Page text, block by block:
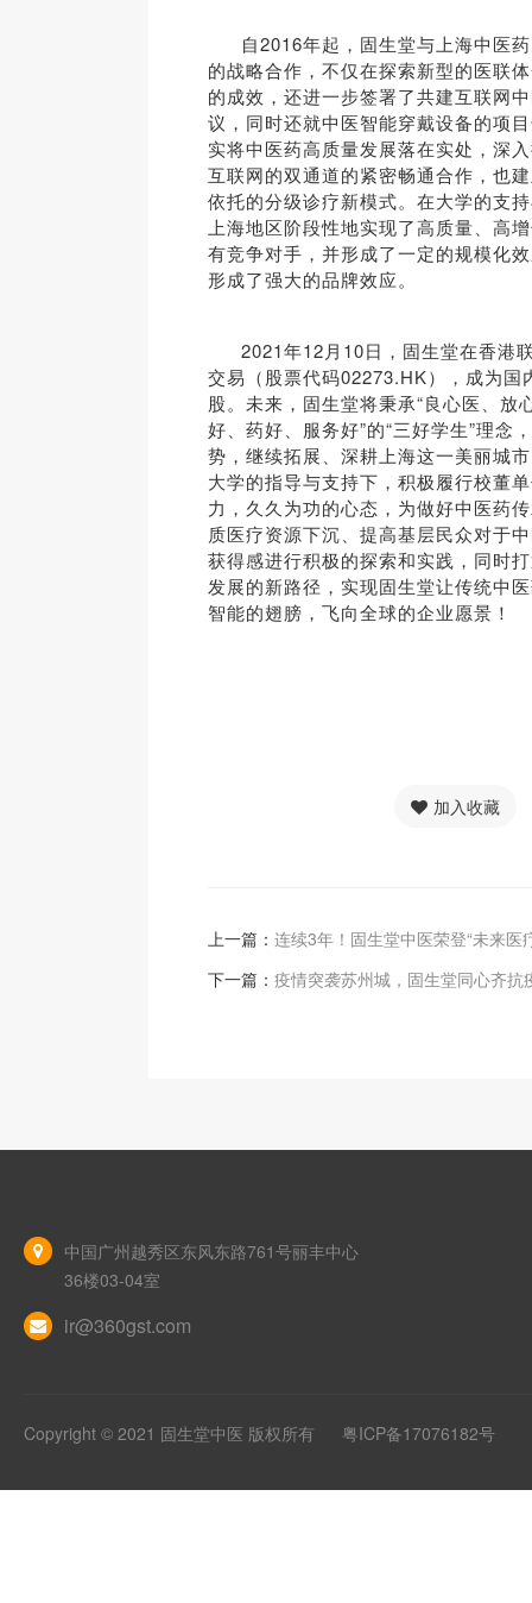
自2016年起，固生堂与上海中医
的战略合作，不仅在探索新型的医联
的成效，还进一步签署了共建互联网
议，同时还就中医智能穿戴设备的项
实将中医药高质量发展落在实处，深
互联网的双通道的紧密畅通合作，也
依托的分级诊疗新模式。在大学的支
上海地区阶段性地实现了高质量、高
有竞争对手，并形成了一定的规模化
形成了强大的品牌效应。
2021年12月10日，固生堂在香港
交易（股票代码02273.HK），成为国
股。未来，固生堂将秉承“良心医、放
好、药好、服务好”的“三好学生”理念
势，继续拓展、深耕上海这一美丽城
大学的指导与支持下，积极履行校董
力，久久为功的心态，为做好中医药
质医疗资源下沉、提高基层民众对于
获得感进行积极的探索和实践，同时
发展的新路径，实现固生堂让传统中
智能的翅膀，飞向全球的企业愿景！
加入收藏
上一篇： 连续3年！固生堂中医荣登“未来医
下一篇： 疫情突袭苏州城，固生堂同心齐抗
中国广州越秀区东风东路761号丽丰中心
36楼03-04室
ir@360gst.com
Copyright © 2021 固生堂中医 版权所有 粤ICP备17076182号